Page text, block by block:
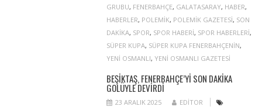
GRUBU, FENERBAHÇE, GALATASARAY, HABER,
HABERLER, POLEMIK, POLEMIK GAZETESI, SON
DAKIKA, SPOR, SPOR HABERI, SPOR HABERLERI,
SÜPER KUPA, SÜPER KUPA FENERBAHÇENIN,
YENI OSMANLI, YENI OSMANLI GAZETESI
BEŞIKTAŞ, FENERBAHÇE’YI SON DAKIKA
GOLÜYLE DEVIRDI
23 ARALIK 2025
EDITOR